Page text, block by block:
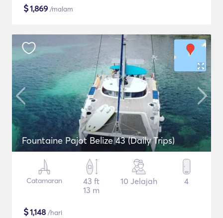
$1,869 /malam
Fountaine Pajot Belize 43 (Daily Trips)
Catamaran
43 ft
13 m
10 Jelajah 4
$1,148 /hari